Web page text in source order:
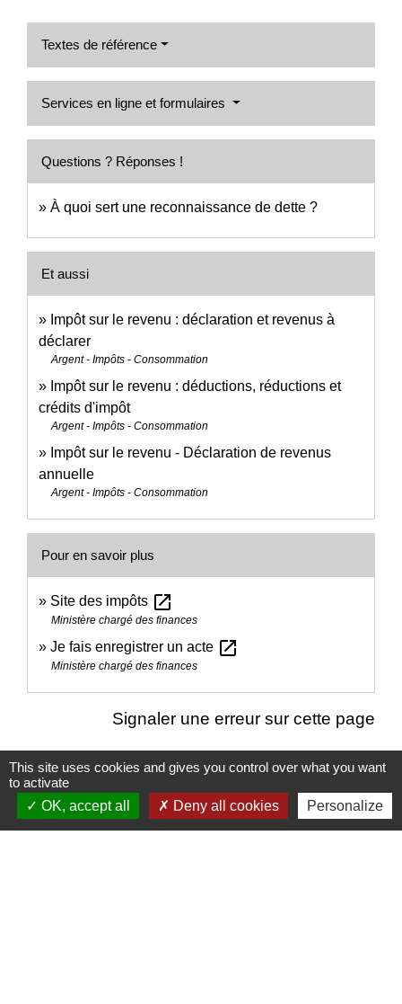
Textes de référence
Services en ligne et formulaires
Questions ? Réponses !
À quoi sert une reconnaissance de dette ?
Et aussi
Impôt sur le revenu : déclaration et revenus à
déclarer
Argent - Impôts - Consommation
Impôt sur le revenu : déductions, réductions et
crédits d'impôt
Argent - Impôts - Consommation
Impôt sur le revenu - Déclaration de revenus
annuelle
Argent - Impôts - Consommation
Pour en savoir plus
Site des impôts open_in_new
Ministère chargé des finances
Je fais enregistrer un acte open_in_new
Ministère chargé des finances
Signaler une erreur sur cette page
Nous contacter
This site uses cookies and gives you control over what you want
to activate
OK, accept all
Deny all cookies Personalize